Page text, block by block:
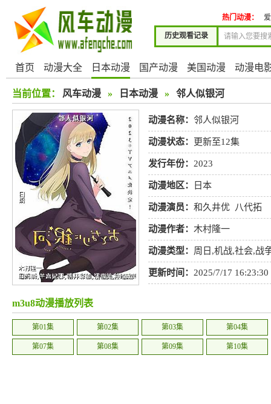
历史观看记录
热门动漫：
首页 动漫大全 日本动漫 国产动漫 美国动漫 动漫电
当前位置： 风车动漫 » 日本动漫 » 邻人似银河
动漫名称： 邻人似银河
动漫状态： 更新至12集
发行年份： 2023
动漫地区： 日本
动漫演员： 和久井优 八代拓
动漫作者： 木村隆一
动漫类型： 周日 ,机战,社会,战
笑,魔法,推理,歌舞,艺术,TV版,
更新时间： 2025/7/17 16:23:30
m3u8动漫播放列表
第01集 第02集 第03集 第04集
第07集 第08集 第09集 第10集